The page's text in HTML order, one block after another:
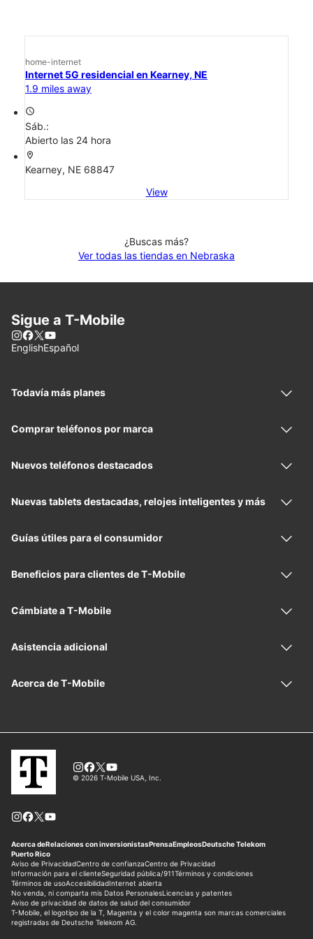
home-internet
Internet 5G residencial en Kearney, NE
1.9 miles away
access_time
Sáb.:
Abierto las 24 hora
location_on
Kearney, NE 68847
View
¿Buscas más?
Ver todas las tiendas en Nebraska